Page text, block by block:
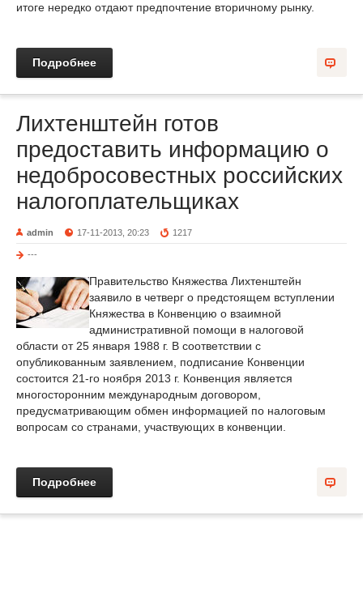
итоге нередко отдают предпочтение вторичному рынку.
Подробнее
Лихтенштейн готов
предоставить информацию о
недобросовестных российских
налогоплательщиках
admin 17-11-2013, 20:23 1217
---
Правительство Княжества Лихтенштейн
заявило в четверг о предстоящем вступлении
Княжества в Конвенцию о взаимной
административной помощи в налоговой
области от 25 января 1988 г. В соответствии с
опубликованным заявлением, подписание Конвенции
состоится 21-го ноября 2013 г. Конвенция является
многосторонним международным договором,
предусматривающим обмен информацией по налоговым
вопросам со странами, участвующих в конвенции.
Подробнее